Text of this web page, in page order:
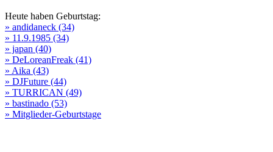
Heute haben Geburtstag:
» andidaneck (34)
» 11.9.1985 (34)
» japan (40)
» DeLoreanFreak (41)
» Aika (43)
» DJFuture (44)
» TURRICAN (49)
» bastinado (53)
» Mitglieder-Geburtstage